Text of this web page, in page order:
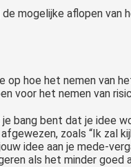
mogelijke aflopen van
hoe het nemen van
voor het nemen van
bang bent dat je idee
zoals “Ik zal
idee aan je mede-
als het minder